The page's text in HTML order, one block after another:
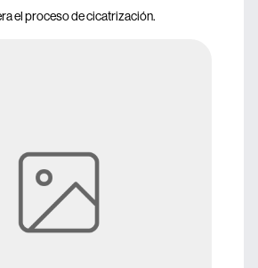
el proceso de cicatrización.